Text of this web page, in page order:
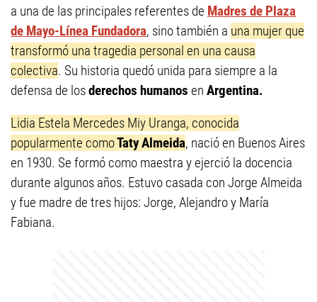
a una de las principales referentes de Madres de Plaza
de Mayo-Línea Fundadora, sino también a una mujer que
transformó una tragedia personal en una causa
colectiva. Su historia quedó unida para siempre a la
defensa de losderechos humanos en Argentina.
Lidia Estela Mercedes Miy Uranga, conocida
popularmente comoTaty Almeida, nació en Buenos Aires
en 1930. Se formó como maestra y ejerció la docencia
durante algunos años. Estuvo casada con Jorge Almeida
y fue madre de tres hijos: Jorge, Alejandro y María
Fabiana.